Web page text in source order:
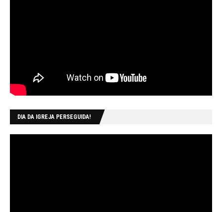
DIA DA IGREJA PERSEGUIDA!